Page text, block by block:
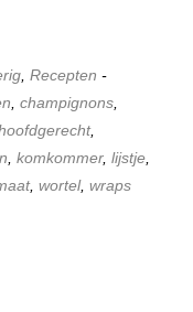
Recepten -
champignons
,
komkommer, lijstje
, wortel, wraps